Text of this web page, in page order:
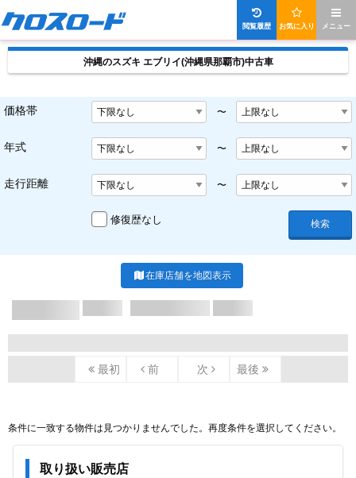
メニュー
お気に入り
閲覧履歴
沖縄のスズキ エブリイ(沖縄県那覇市)中古車
価格帯 〜
年式 〜
走行距離 〜
修復歴なし 検索
在庫店舗を地図表示
最初 前 次 最後
条件に一致する物件は見つかりませんでした。再度条件を選択してください。
取り扱い販売店